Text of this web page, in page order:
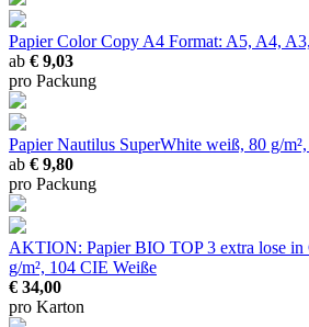
Papier Color Copy A4 Format: A5, A4,
ab € 9,03
pro Packung
Papier Nautilus SuperWhite weiß, 80 g/
ab € 9,80
pro Packung
AKTION: Papier BIO TOP 3 extra lose in
g/m², 104 CIE Weiße
€ 34,00
pro Karton